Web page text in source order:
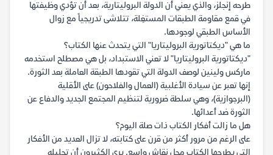
طرحه إنجلز، والذي يعني أن الدولة البروليتارية، بعد أن تؤدي وظيفتها
في قمع مقاومة الطبقات المستغِلة، تتلاشى تدريجياً مع زوال
الأساس الطبقي لوجودها.
ما هي "ديكتاتورية البروليتاريا" التي يتحدث عنها الكتاب؟
"ديكتاتورية البروليتاريا" لا تعني الاستبداد، بل هي مصطلح استخدمه
ماركس ولينين لوصف الدولة التي تقودها الطبقة العاملة بعد الثورة.
إنها تعبر عن سيادة الأغلبية (العمال والفلاحون) على الأقلية
(البرجوازية)، وهي سلطة ضرورية لتنظيم المجتمع الجديد والدفاع عن
الثورة ضد أعدائها.
هل ما زالت أفكار الكتاب ذات صلة اليوم؟
على الرغم من مرور أكثر من قرن على كتابته، لا تزال العديد من الأفكار